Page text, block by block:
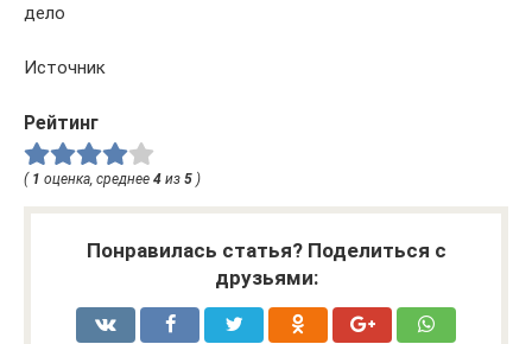
дело
Источник
Рейтинг
( 1 оценка, среднее 4 из 5 )
Понравилась статья? Поделиться с
друзьями: